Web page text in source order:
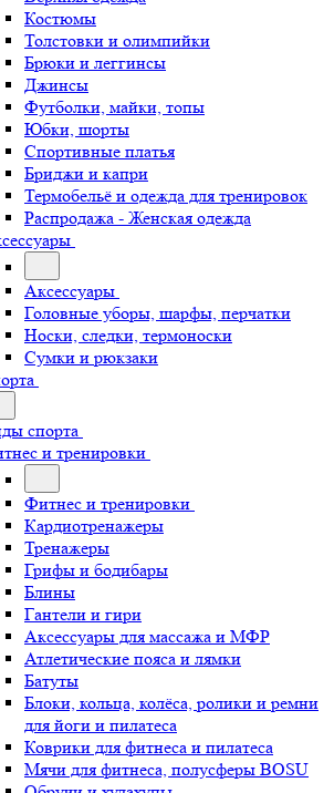
Костюмы
Толстовки и олимпийки
Брюки и леггинсы
Джинсы
Футболки, майки, топы
Юбки, шорты
Спортивные платья
Бриджи и капри
Термобельё и одежда для тренировок
Распродажа - Женская одежда
Аксессуары
Головные уборы, шарфы, перчатки
Носки, следки, термоноски
Сумки и рюкзаки
спорта
и тренировки
Фитнес и тренировки
Кардиотренажеры
Тренажеры
Грифы и бодибары
Блины
Гантели и гири
Аксессуары для массажа и МФР
Атлетические пояса и лямки
Батуты
Блоки, кольца, колёса, ролики и ремни
для йоги и пилатеса
Коврики для фитнеса и пилатеса
Мячи для фитнеса, полусферы BOSU